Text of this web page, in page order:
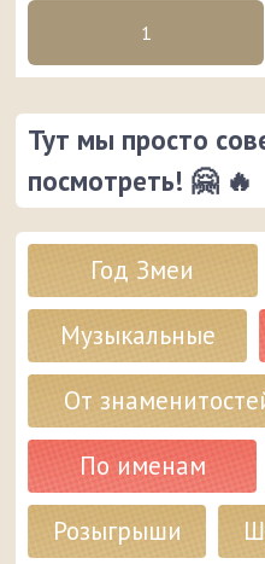
1
Тут мы просто
посмотреть! 🤗 🔥
Год Змеи
Музыкальные
От
По именам
Розыгрыши